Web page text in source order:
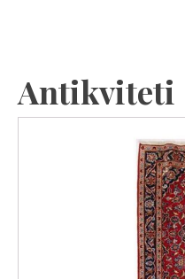
Antikviteti